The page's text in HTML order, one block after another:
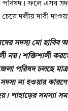
পরিষদ। ফলে এসব
চেয়ে দলীয় দাবী
সদস্য মো
নয়। শক্তিশালী
পরিষদ চলছে
না হওয়ার কারণে
পাহাড়ের সমস্যা